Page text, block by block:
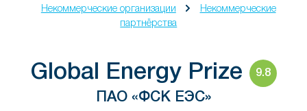
Некоммерческие организации
Некоммерческие
партнёрства
Global Energy Prize 9.8
ПАО «ФСК ЕЭС»